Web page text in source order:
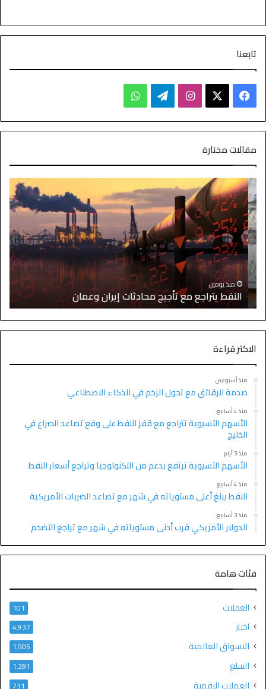
تابعنا
مقالات مختارة
منذ يومين
النفط يتراجع مع تأجيج محادثات إيران وعمان
الاكثر قراءة
منذ أسبوعين
صدمة للرقائق مع تحول الزخم في الذكاء الاصطناعي
منذ 4 أسابيع
الأسهم الآسيوية تتراجع مع قفز النفط على وقع تصاعد الصراع في
الخليج
منذ 3 أيام
الأسهم الآسيوية ترتفع بدعم من التكنولوجيا وتراجع أسعار النفط
منذ 4 أسابيع
النفط يبلغ أعلى مستوياته في شهر مع تصاعد الضربات الأمريكية
منذ 3 أسابيع
الدولار الأمريكي قرب أدنى مستوياته في شهر مع تراجع التضخم
فئات هامة
العملات 101
اخبار 4٬937
الاسواق العالمية 1٬905
السلع 1٬391
العملات الرقمية 731